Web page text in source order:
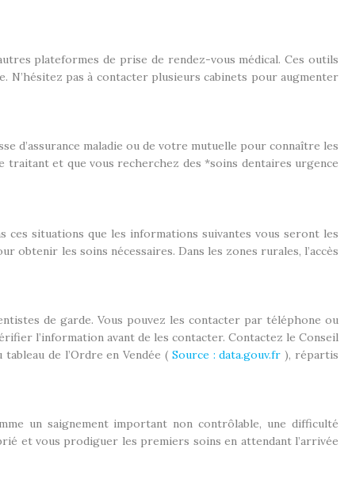
plateformes de prise de rendez-vous médical. Ces outils
pas à contacter plusieurs cabinets pour augmenter
d’assurance maladie ou de votre mutuelle pour connaître les
traitant et que vous recherchez des *soins dentaires urgence
ces situations que les informations suivantes vous seront les
obtenir les soins nécessaires. Dans les zones rurales, l’accès
de garde. Vous pouvez les contacter par téléphone ou
l’information avant de les contacter. Contactez le Conseil
de l’Ordre en Vendée ( Source : data.gouv.fr ), répartis
un saignement important non contrôlable, une difficulté
et vous prodiguer les premiers soins en attendant l’arrivée